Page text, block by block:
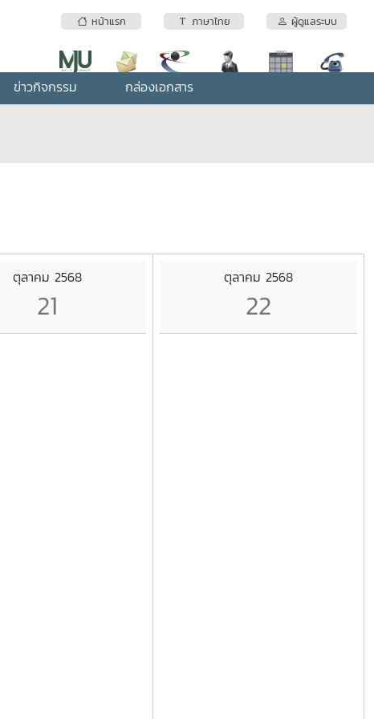
หน้าแรก ภาษาไทย ผู้ดูแลระบบ
ข่าวกิจกรรม กล่องเอกสาร
ตุลาคม 2568
21
ตุลาคม 2568
22